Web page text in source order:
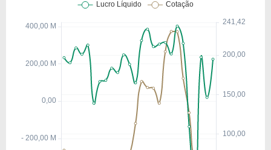
Nos últimos 12 meses a empresa teve um
faturamento de R$ 3,95 Bilhões, que gerou um
lucro no valor de R$ 224,80 Milhões.
Quanto aos seus principais indicadores, a empresa
possui um P/L de 6,11, um P/VP de 1,32 e nos
últimos 12 meses o dividend yeld da LEG ficou em